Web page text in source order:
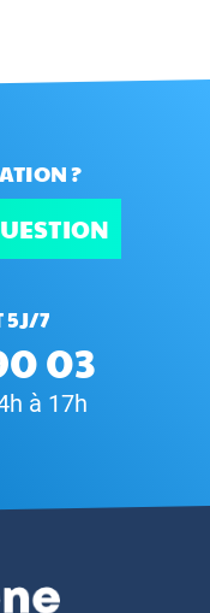
?
5J/7
03
à 17h